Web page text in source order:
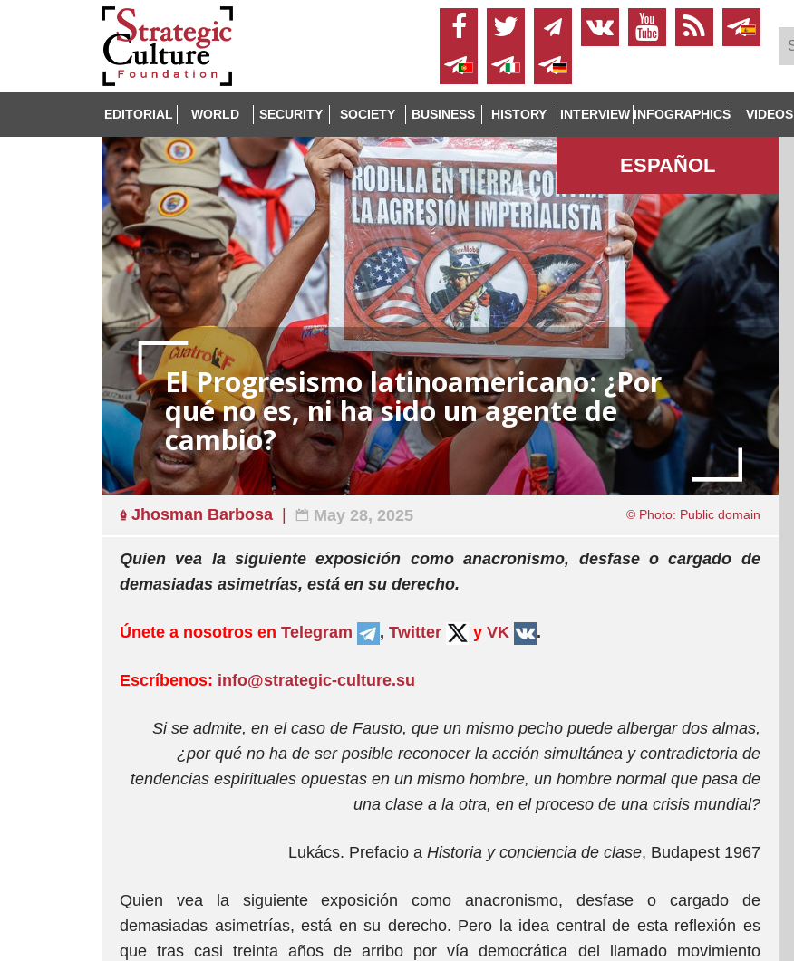
EDITORIAL WORLD SECURITY SOCIETY BUSINESS HISTORY INTERVIEW INFOGRAPHICS VIDEOS
ESPAÑOL
El Progresismo latinoamericano: ¿Por
qué no es, ni ha sido un agente de
cambio?
Jhosman Barbosa May 28, 2025 © Photo: Public domain
Quien vea la siguiente exposición como anacronismo, desfase o cargado de
demasiadas asimetrías, está en su derecho.
Únete a nosotros en Telegram , Twitter y VK .
Escríbenos: info@strategic-culture.su
Si se admite, en el caso de Fausto, que un mismo pecho puede albergar dos almas,
¿por qué no ha de ser posible reconocer la acción simultánea y contradictoria de
tendencias espirituales opuestas en un mismo hombre, un hombre normal que pasa de
una clase a la otra, en el proceso de una crisis mundial?
Lukács. Prefacio a Historia y conciencia de clase, Budapest 1967
Quien vea la siguiente exposición como anacronismo, desfase o cargado de
demasiadas asimetrías, está en su derecho. Pero la idea central de esta reflexión es
que tras casi treinta años de arribo por vía democrática del llamado movimiento